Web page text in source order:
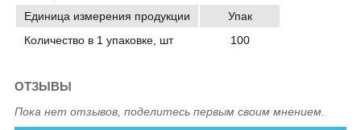
Единица измерения продукции
Упак
Количество в 1 упаковке, шт
100
ОТЗЫВЫ
Пока нет отзывов, поделитесь первым своим мнением.